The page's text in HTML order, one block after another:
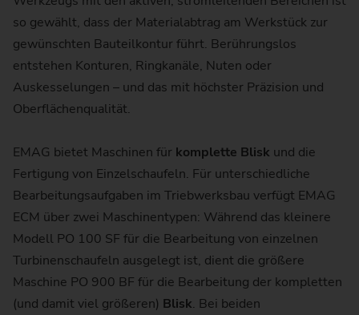
so gewählt, dass der Materialabtrag am Werkstück zur
gewünschten Bauteilkontur führt. Berührungslos
entstehen Konturen, Ringkanäle, Nuten oder
Auskesselungen – und das mit höchster Präzision und
Oberflächenqualität.
EMAG bietet Maschinen für komplette Blisk und die
Fertigung von Einzelschaufeln. Für unterschiedliche
Bearbeitungsaufgaben im Triebwerksbau verfügt EMAG
ECM über zwei Maschinentypen: Während das kleinere
Modell PO 100 SF für die Bearbeitung von einzelnen
Turbinenschaufeln ausgelegt ist, dient die größere
Maschine PO 900 BF für die Bearbeitung der kompletten
(und damit viel größeren) Blisk. Bei beiden